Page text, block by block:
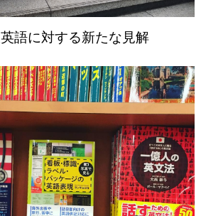
語に対する新たな見解